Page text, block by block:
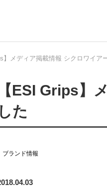
自転車 自転車パ
ニュース プレス
】メディア掲載情報 シクロワイア
【ESI Grips】
した
ブランド情報